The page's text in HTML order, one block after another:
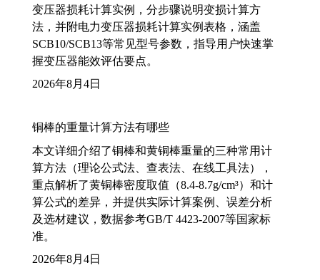
变压器损耗计算实例，分步骤说明变损计算方
法，并附电力变压器损耗计算实例表格，涵盖
SCB10/SCB13等常见型号参数，指导用户快速掌
握变压器能效评估要点。
2026年8月4日
铜棒的重量计算方法有哪些
本文详细介绍了铜棒和黄铜棒重量的三种常用计
算方法（理论公式法、查表法、在线工具法），
重点解析了黄铜棒密度取值（8.4-8.7g/cm³）和计
算公式的差异，并提供实际计算案例、误差分析
及选材建议，数据参考GB/T 4423-2007等国家标
准。
2026年8月4日